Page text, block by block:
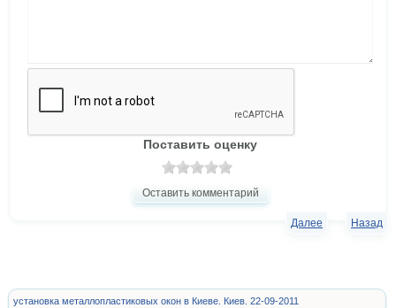
Поставить оценку
Оставить комментарий
Назад
Далее
установка металлопластиковых окон в Киеве. Киев. 22-09-2011